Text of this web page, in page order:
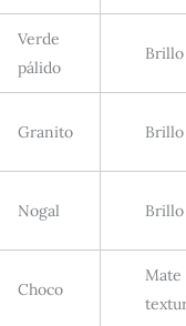
Verde
pálido
Brillo
Granito Brillo
Nogal Brillo
Choco
Mate